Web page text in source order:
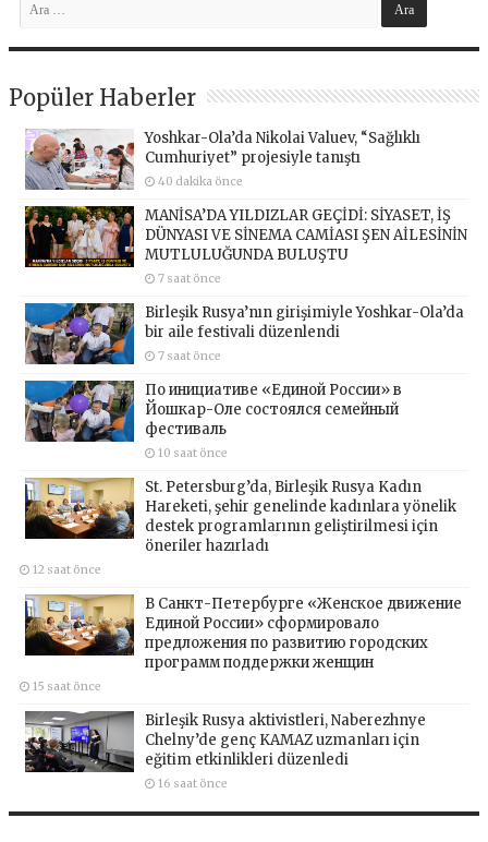
Popüler Haberler
Yoshkar-Ola’da Nikolai Valuev, “Sağlıklı
Cumhuriyet” projesiyle tanıştı
40 dakika önce
MANİSA’DA YILDIZLAR GEÇİDİ: SİYASET, İŞ
DÜNYASI VE SİNEMA CAMİASI ŞEN AİLESİNİN
MUTLULUĞUNDA BULUŞTU
7 saat önce
Birleşik Rusya’nın girişimiyle Yoshkar-Ola’da
bir aile festivali düzenlendi
7 saat önce
По инициативе «Единой России» в
Йошкар-Оле состоялся семейный
фестиваль
10 saat önce
St. Petersburg’da, Birleşik Rusya Kadın
Hareketi, şehir genelinde kadınlara yönelik
destek programlarının geliştirilmesi için
öneriler hazırladı
12 saat önce
В Санкт-Петербурге «Женское движение
Единой России» сформировало
предложения по развитию городских
программ поддержки женщин
15 saat önce
Birleşik Rusya aktivistleri, Naberezhnye
Chelny’de genç KAMAZ uzmanları için
eğitim etkinlikleri düzenledi
16 saat önce